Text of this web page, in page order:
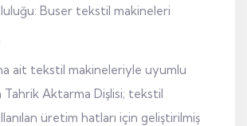
Buser tekstil makineleri
ait tekstil makineleriyle uyumlu
Aktarma Dişlisi; tekstil
üretim hatları için geliştirilmiş